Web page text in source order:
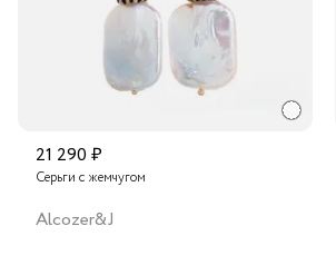
21 290 ₽
Серьги с жемчугом
Alcozer&J